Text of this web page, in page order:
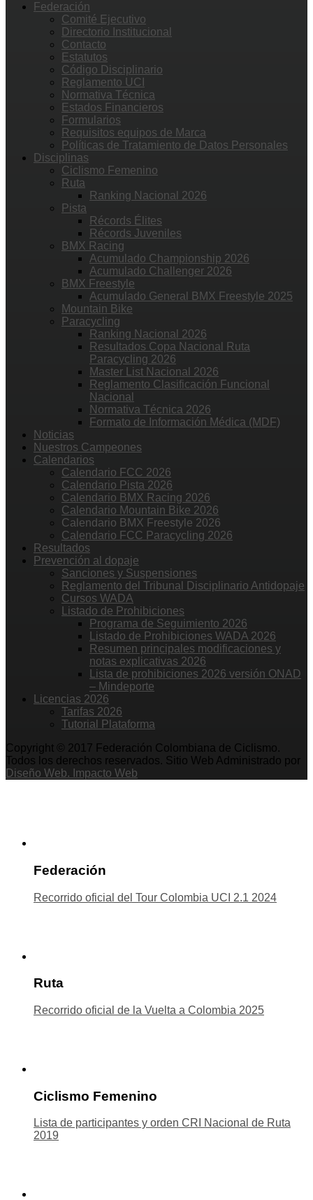
Federación
Comité Ejecutivo
Directorio Institucional
Contacto
Estatutos
Código Disciplinario
Reglamento UCI
Normativa Técnica
Estados Financieros
Formularios
Requisitos equipos de Marca
Políticas de Tratamiento de Datos Personales
Disciplinas
Ciclismo Femenino
Ruta
Ranking Nacional 2026
Pista
Récords Élites
Récords Juveniles
BMX Racing
Acumulado Championship 2026
Acumulado Challenger 2026
BMX Freestyle
Acumulado General BMX Freestyle 2025
Mountain Bike
Paracycling
Ranking Nacional 2026
Resultados Copa Nacional Ruta
Paracycling 2026
Master List Nacional 2026
Reglamento Clasificación Funcional
Nacional
Normativa Técnica 2026
Formato de Información Médica (MDF)
Noticias
Nuestros Campeones
Calendarios
Calendario FCC 2026
Calendario Pista 2026
Calendario BMX Racing 2026
Calendario Mountain Bike 2026
Calendario BMX Freestyle 2026
Calendario FCC Paracycling 2026
Resultados
Prevención al dopaje
Sanciones y Suspensiones
Reglamento del Tribunal Disciplinario Antidopaje
Cursos WADA
Listado de Prohibiciones
Programa de Seguimiento 2026
Listado de Prohibiciones WADA 2026
Resumen principales modificaciones y
notas explicativas 2026
Lista de prohibiciones 2026 versión ONAD
– Mindeporte
Licencias 2026
Tarifas 2026
Tutorial Plataforma
Copyright © 2017 Federación Colombiana de Ciclismo.
Todos los derechos reservados. Sitio Web Administrado por
Diseño Web. Impacto Web
Federación
Recorrido oficial del Tour Colombia UCI 2.1 2024
Ruta
Recorrido oficial de la Vuelta a Colombia 2025
Ciclismo Femenino
Lista de participantes y orden CRI Nacional de Ruta
2019